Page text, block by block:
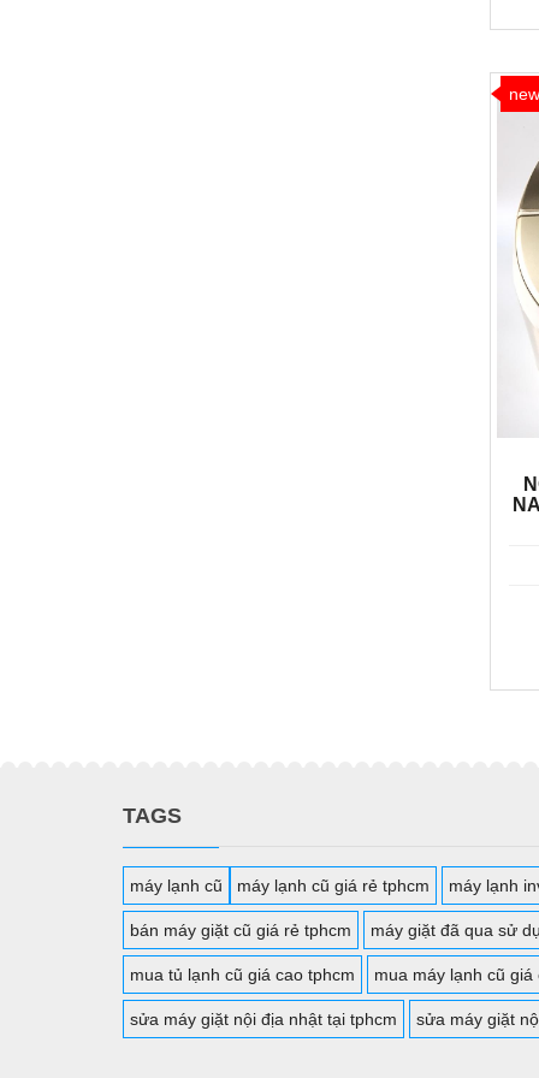
new
TAGS
máy lạnh cũ máy lạnh cũ giá rẻ tphcm máy lạnh
bán máy giặt cũ giá rẻ tphcm máy giặt đã qua sử
mua tủ lạnh cũ giá cao tphcm mua máy lạnh cũ giá
sửa máy giặt nội địa nhật tại tphcm sửa máy giặt